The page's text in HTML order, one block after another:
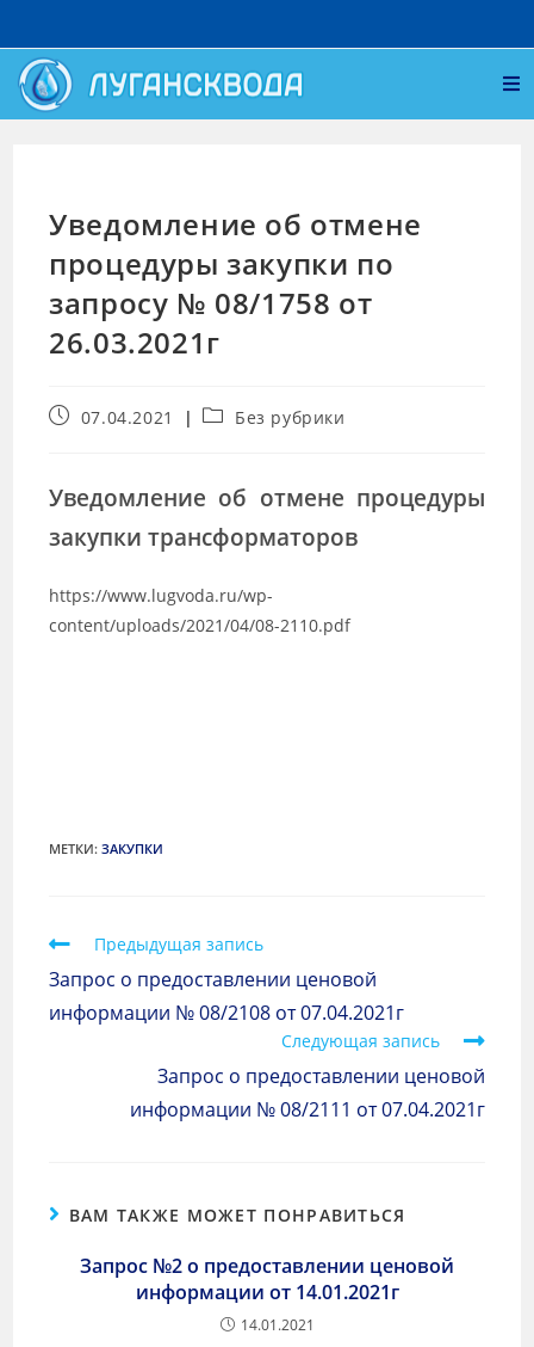
Уведомление об отмене
процедуры закупки по
запросу № 08/1758 от
26.03.2021г
07.04.2021 Без рубрики
Уведомление об отмене процедуры
закупки трансформаторов
https://www.lugvoda.ru/wp-
content/uploads/2021/04/08-2110.pdf
МЕТКИ:ЗАКУПКИ
Предыдущая запись
Запрос о предоставлении ценовой
информации № 08/2108 от 07.04.2021г
Следующая запись
Запрос о предоставлении ценовой
информации № 08/2111 от 07.04.2021г
ВАМ ТАКЖЕ МОЖЕТ ПОНРАВИТЬСЯ
Запрос №2 о предоставлении ценовой
информации от 14.01.2021г
14.01.2021